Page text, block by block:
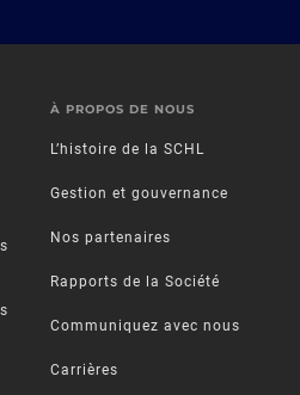
À PROPOS DE NOUS
L’histoire de la SCHL
Gestion et gouvernance
Nos partenaires
Rapports de la Société
Communiquez avec nous
Carrières